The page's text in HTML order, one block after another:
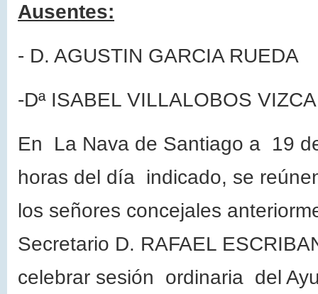
Ausentes:
- D. AGUSTIN GARCIA RUEDA
-Dª ISABEL VILLALOBOS
En La Nava de Santiago a 19
horas del día indicado, se
los señores concejales
Secretario D. RAFAEL
celebrar sesión ordinaria del